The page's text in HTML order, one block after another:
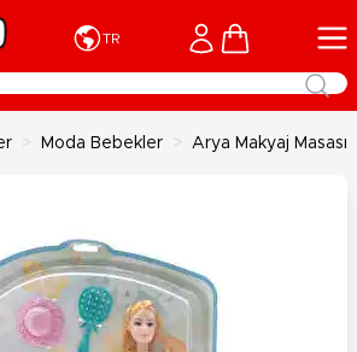
TR Cart
> Moda Bebekler > Arya Makyaj